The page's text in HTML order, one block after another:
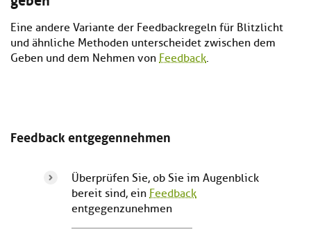
Eine andere Variante der Feedbackregeln für Blitzlicht
und ähnliche Methoden unterscheidet zwischen dem
Geben und dem Nehmen von Feedback.
Feedback entgegennehmen
Überprüfen Sie, ob Sie im Augenblick
bereit sind, ein Feedback
entgegenzunehmen